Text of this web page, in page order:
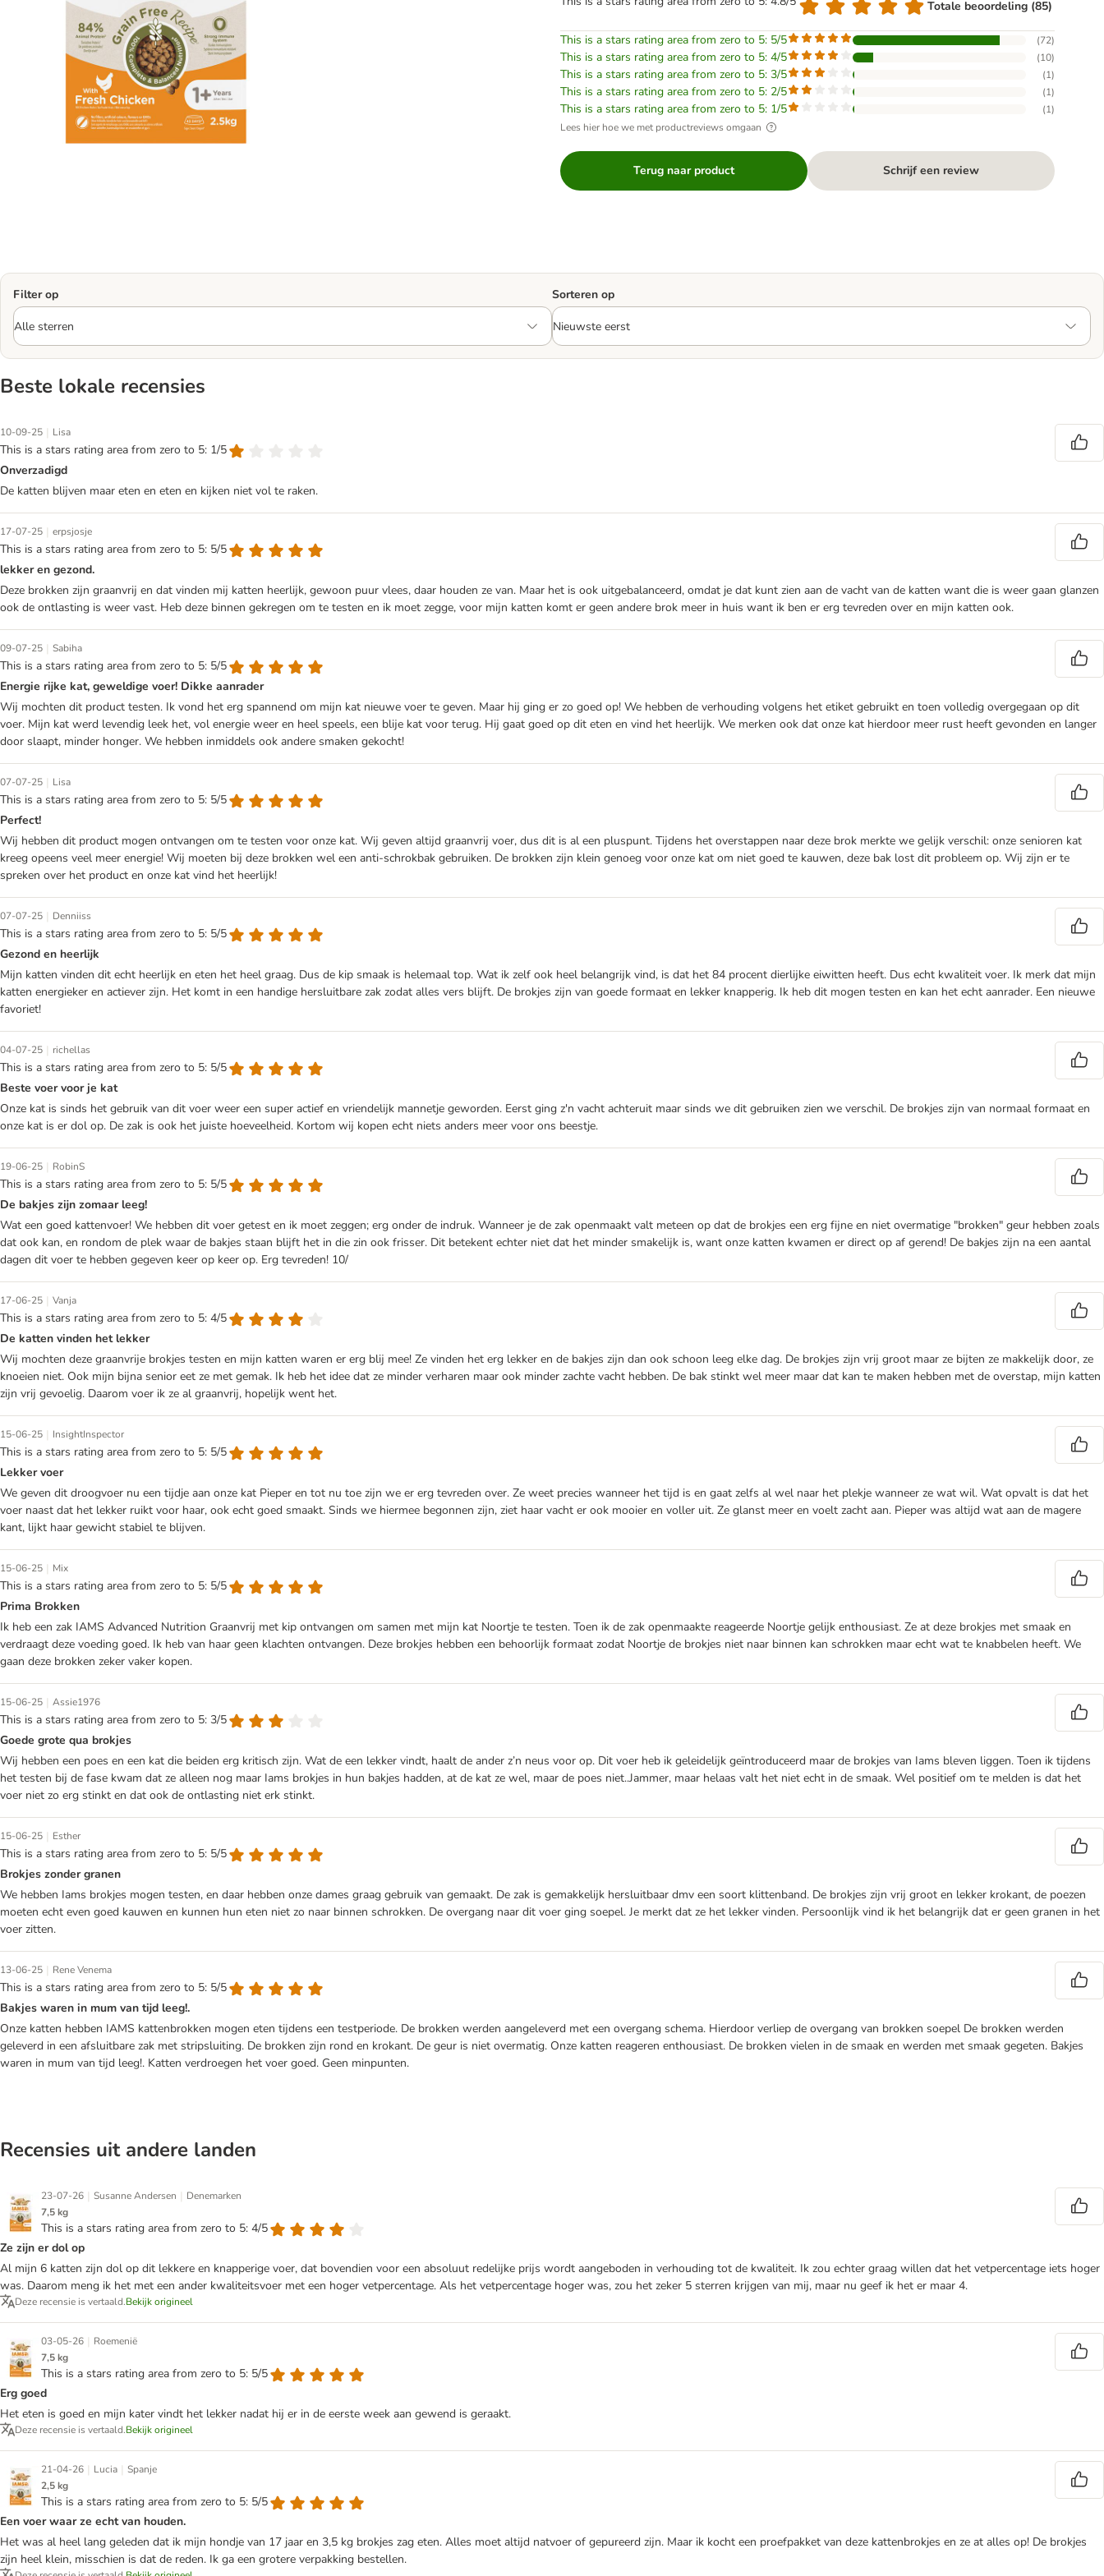
Totale beoordeling (85)
This is a stars rating area from zero to 5: 5/5 (72)
This is a stars rating area from zero to 5: 4/5 (10)
This is a stars rating area from zero to 5: 3/5 (1)
This is a stars rating area from zero to 5: 2/5 (1)
This is a stars rating area from zero to 5: 1/5 (1)
Lees hier hoe we met productreviews omgaan
Terug naar product Schrijf een review
Filter op Sorteren op
Beste lokale recensies
10-09-25 | Lisa
This is a stars rating area from zero to 5: 1/5
Onverzadigd
De katten blijven maar eten en eten en kijken niet vol te raken.
17-07-25 | erpsjosje
This is a stars rating area from zero to 5: 5/5
lekker en gezond.
Deze brokken zijn graanvrij en dat vinden mij katten heerlijk, gewoon puur vlees, daar houden ze van. Maar het is ook uitgebalanceerd, omdat je dat kunt zien aan de vacht van de katten want die is weer gaan glanzen
ook de ontlasting is weer vast. Heb deze binnen gekregen om te testen en ik moet zegge, voor mijn katten komt er geen andere brok meer in huis want ik ben er erg tevreden over en mijn katten ook.
09-07-25 | Sabiha
This is a stars rating area from zero to 5: 5/5
Energie rijke kat, geweldige voer! Dikke aanrader
Wij mochten dit product testen. Ik vond het erg spannend om mijn kat nieuwe voer te geven. Maar hij ging er zo goed op! We hebben de verhouding volgens het etiket gebruikt en toen volledig overgegaan op dit
voer. Mijn kat werd levendig leek het, vol energie weer en heel speels, een blije kat voor terug. Hij gaat goed op dit eten en vind het heerlijk. We merken ook dat onze kat hierdoor meer rust heeft gevonden en langer
door slaapt, minder honger. We hebben inmiddels ook andere smaken gekocht!
07-07-25 | Lisa
This is a stars rating area from zero to 5: 5/5
Perfect!
Wij hebben dit product mogen ontvangen om te testen voor onze kat. Wij geven altijd graanvrij voer, dus dit is al een pluspunt. Tijdens het overstappen naar deze brok merkte we gelijk verschil: onze senioren kat
kreeg opeens veel meer energie! Wij moeten bij deze brokken wel een anti-schrokbak gebruiken. De brokken zijn klein genoeg voor onze kat om niet goed te kauwen, deze bak lost dit probleem op. Wij zijn er te
spreken over het product en onze kat vind het heerlijk!
07-07-25 | Denniiss
This is a stars rating area from zero to 5: 5/5
Gezond en heerlijk
Mijn katten vinden dit echt heerlijk en eten het heel graag. Dus de kip smaak is helemaal top. Wat ik zelf ook heel belangrijk vind, is dat het 84 procent dierlijke eiwitten heeft. Dus echt kwaliteit voer. Ik merk dat mijn
katten energieker en actiever zijn. Het komt in een handige hersluitbare zak zodat alles vers blijft. De brokjes zijn van goede formaat en lekker knapperig. Ik heb dit mogen testen en kan het echt aanrader. Een nieuwe
favoriet!
04-07-25 | richellas
This is a stars rating area from zero to 5: 5/5
Beste voer voor je kat
Onze kat is sinds het gebruik van dit voer weer een super actief en vriendelijk mannetje geworden. Eerst ging z'n vacht achteruit maar sinds we dit gebruiken zien we verschil. De brokjes zijn van normaal formaat en
onze kat is er dol op. De zak is ook het juiste hoeveelheid. Kortom wij kopen echt niets anders meer voor ons beestje.
19-06-25 | RobinS
This is a stars rating area from zero to 5: 5/5
De bakjes zijn zomaar leeg!
Wat een goed kattenvoer! We hebben dit voer getest en ik moet zeggen; erg onder de indruk. Wanneer je de zak openmaakt valt meteen op dat de brokjes een erg fijne en niet overmatige "brokken" geur hebben zoals
dat ook kan, en rondom de plek waar de bakjes staan blijft het in die zin ook frisser. Dit betekent echter niet dat het minder smakelijk is, want onze katten kwamen er direct op af gerend! De bakjes zijn na een aantal
dagen dit voer te hebben gegeven keer op keer op. Erg tevreden! 10/
17-06-25 | Vanja
This is a stars rating area from zero to 5: 4/5
De katten vinden het lekker
Wij mochten deze graanvrije brokjes testen en mijn katten waren er erg blij mee! Ze vinden het erg lekker en de bakjes zijn dan ook schoon leeg elke dag. De brokjes zijn vrij groot maar ze bijten ze makkelijk door, ze
knoeien niet. Ook mijn bijna senior eet ze met gemak. Ik heb het idee dat ze minder verharen maar ook minder zachte vacht hebben. De bak stinkt wel meer maar dat kan te maken hebben met de overstap, mijn katten
zijn vrij gevoelig. Daarom voer ik ze al graanvrij, hopelijk went het.
15-06-25 | InsightInspector
This is a stars rating area from zero to 5: 5/5
Lekker voer
We geven dit droogvoer nu een tijdje aan onze kat Pieper en tot nu toe zijn we er erg tevreden over. Ze weet precies wanneer het tijd is en gaat zelfs al wel naar het plekje wanneer ze wat wil. Wat opvalt is dat het
voer naast dat het lekker ruikt voor haar, ook echt goed smaakt. Sinds we hiermee begonnen zijn, ziet haar vacht er ook mooier en voller uit. Ze glanst meer en voelt zacht aan. Pieper was altijd wat aan de magere
kant, lijkt haar gewicht stabiel te blijven.
15-06-25 | Mix
This is a stars rating area from zero to 5: 5/5
Prima Brokken
Ik heb een zak IAMS Advanced Nutrition Graanvrij met kip ontvangen om samen met mijn kat Noortje te testen. Toen ik de zak openmaakte reageerde Noortje gelijk enthousiast. Ze at deze brokjes met smaak en
verdraagt deze voeding goed. Ik heb van haar geen klachten ontvangen. Deze brokjes hebben een behoorlijk formaat zodat Noortje de brokjes niet naar binnen kan schrokken maar echt wat te knabbelen heeft. We
gaan deze brokken zeker vaker kopen.
15-06-25 | Assie1976
This is a stars rating area from zero to 5: 3/5
Goede grote qua brokjes
Wij hebben een poes en een kat die beiden erg kritisch zijn. Wat de een lekker vindt, haalt de ander z’n neus voor op. Dit voer heb ik geleidelijk geïntroduceerd maar de brokjes van Iams bleven liggen. Toen ik tijdens
het testen bij de fase kwam dat ze alleen nog maar Iams brokjes in hun bakjes hadden, at de kat ze wel, maar de poes niet..Jammer, maar helaas valt het niet echt in de smaak. Wel positief om te melden is dat het
voer niet zo erg stinkt en dat ook de ontlasting niet erk stinkt.
15-06-25 | Esther
This is a stars rating area from zero to 5: 5/5
Brokjes zonder granen
We hebben Iams brokjes mogen testen, en daar hebben onze dames graag gebruik van gemaakt. De zak is gemakkelijk hersluitbaar dmv een soort klittenband. De brokjes zijn vrij groot en lekker krokant, de poezen
moeten echt even goed kauwen en kunnen hun eten niet zo naar binnen schrokken. De overgang naar dit voer ging soepel. Je merkt dat ze het lekker vinden. Persoonlijk vind ik het belangrijk dat er geen granen in het
voer zitten.
13-06-25 | Rene Venema
This is a stars rating area from zero to 5: 5/5
Bakjes waren in mum van tijd leeg!.
Onze katten hebben IAMS kattenbrokken mogen eten tijdens een testperiode. De brokken werden aangeleverd met een overgang schema. Hierdoor verliep de overgang van brokken soepel De brokken werden
geleverd in een afsluitbare zak met stripsluiting. De brokken zijn rond en krokant. De geur is niet overmatig. Onze katten reageren enthousiast. De brokken vielen in de smaak en werden met smaak gegeten. Bakjes
waren in mum van tijd leeg!. Katten verdroegen het voer goed. Geen minpunten.
Recensies uit andere landen
23-07-26 | Susanne Andersen | Denemarken
7,5 kg
This is a stars rating area from zero to 5: 4/5
Ze zijn er dol op
Al mijn 6 katten zijn dol op dit lekkere en knapperige voer, dat bovendien voor een absoluut redelijke prijs wordt aangeboden in verhouding tot de kwaliteit. Ik zou echter graag willen dat het vetpercentage iets hoger
was. Daarom meng ik het met een ander kwaliteitsvoer met een hoger vetpercentage. Als het vetpercentage hoger was, zou het zeker 5 sterren krijgen van mij, maar nu geef ik het er maar 4.
Deze recensie is vertaald.Bekijk origineel
03-05-26 | Roemenië
7,5 kg
This is a stars rating area from zero to 5: 5/5
Erg goed
Het eten is goed en mijn kater vindt het lekker nadat hij er in de eerste week aan gewend is geraakt.
Deze recensie is vertaald.Bekijk origineel
21-04-26 | Lucia | Spanje
2,5 kg
This is a stars rating area from zero to 5: 5/5
Een voer waar ze echt van houden.
Het was al heel lang geleden dat ik mijn hondje van 17 jaar en 3,5 kg brokjes zag eten. Alles moet altijd natvoer of gepureerd zijn. Maar ik kocht een proefpakket van deze kattenbrokjes en ze at alles op! De brokjes
zijn heel klein, misschien is dat de reden. Ik ga een grotere verpakking bestellen.